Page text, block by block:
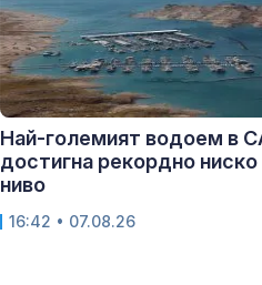
Най-големият водоем в
достигна рекордно ниско
ниво
16:42 • 07.08.26